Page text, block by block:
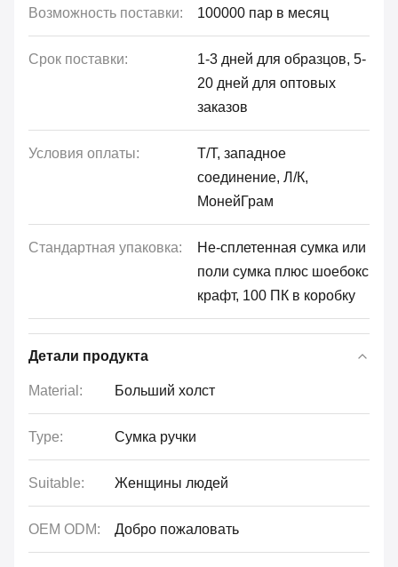
Возможность поставки: 100000 пар в месяц
Срок поставки:
1-3 дней для образцов, 5-
20 дней для оптовых
заказов
Условия оплаты:
Т/Т, западное
соединение, Л/К,
МонейГрам
Стандартная упаковка:
Не-сплетенная сумка или
поли сумка плюс шоебокс
крафт, 100 ПК в коробку
Детали продукта
Material: Больший холст
Type: Сумка ручки
Suitable: Женщины людей
OEM ODM: Добро пожаловать